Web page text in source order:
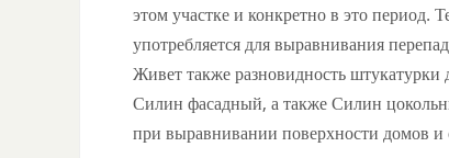
этом участке и конкретно в это период.
употребляется для выравнивания
Живет также разновидность
Силин фасадный, а также Силин
при выравнивании поверхности домов